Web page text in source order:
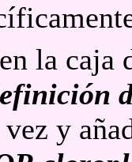
la caja
y